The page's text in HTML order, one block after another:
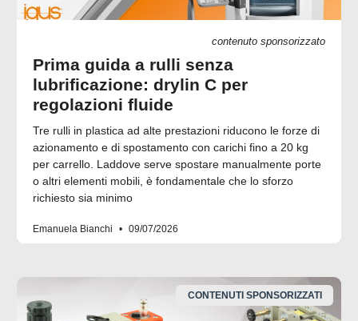
contenuto sponsorizzato
Prima guida a rulli senza
lubrificazione: drylin C per
regolazioni fluide
Tre rulli in plastica ad alte prestazioni riducono le forze di
azionamento e di spostamento con carichi fino a 20 kg
per carrello. Laddove serve spostare manualmente porte
o altri elementi mobili, è fondamentale che lo sforzo
richiesto sia minimo
Emanuela Bianchi 09/07/2026
CONTENUTI SPONSORIZZATI